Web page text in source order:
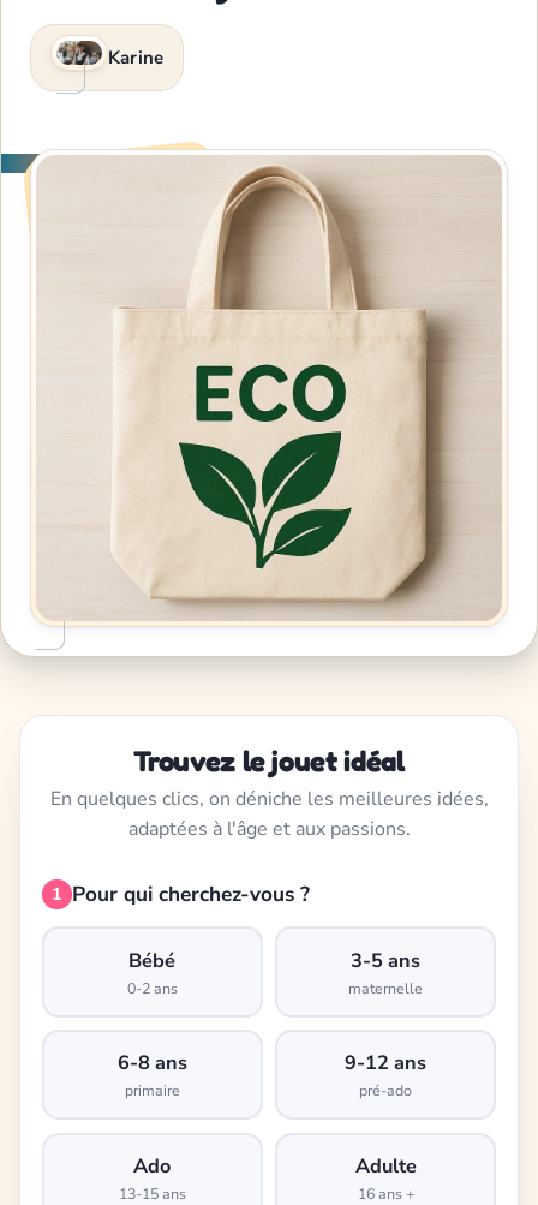
Karine
Trouvez le jouet idéal
En quelques clics, on déniche les meilleures idées,
adaptées à l'âge et aux passions.
1 Pour qui cherchez-vous ?
Bébé
0-2 ans
3-5 ans
maternelle
6-8 ans
primaire
9-12 ans
pré-ado
Ado
13-15 ans
Adulte
16 ans +